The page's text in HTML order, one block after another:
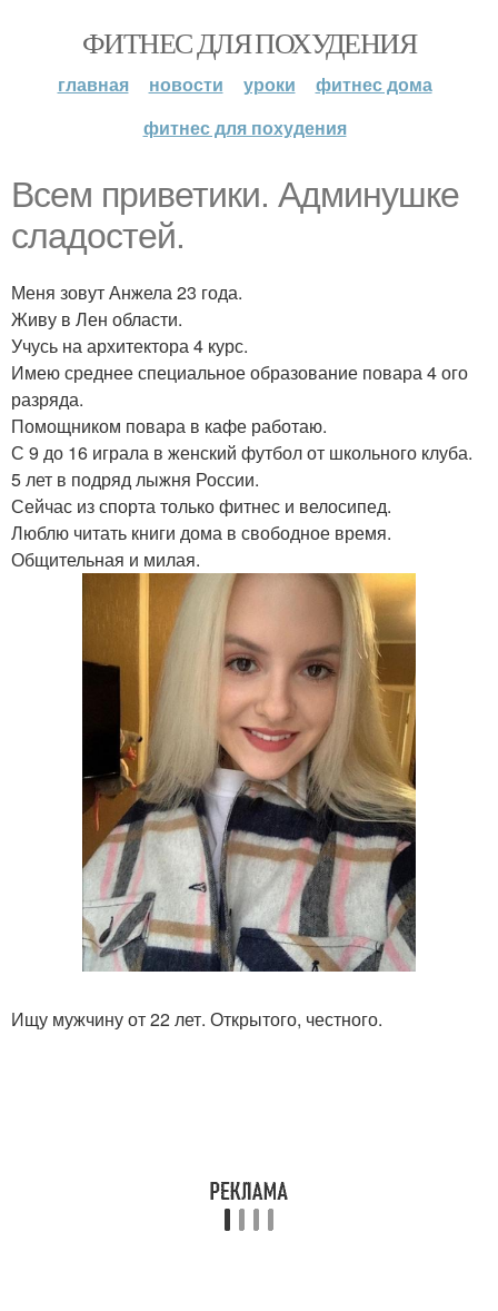
ФИТНЕС ДЛЯ ПОХУДЕНИЯ
главная новости уроки
фитнес дома
фитнес для похудения
Всем приветики. Админушке
сладостей.
Меня зовут Анжела 23 года.
Живу в Лен области.
Учусь на архитектора 4 курс.
Имею среднее специальное образование повара 4 ого
разряда.
Помощником повара в кафе работаю.
С 9 до 16 играла в женский футбол от школьного клуба.
5 лет в подряд лыжня России.
Сейчас из спорта только фитнес и велосипед.
Люблю читать книги дома в свободное время.
Общительная и милая.
Ищу мужчину от 22 лет. Открытого, честного.